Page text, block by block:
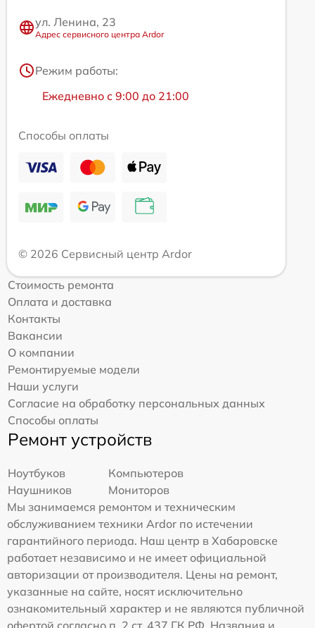
ул. Ленина, 23
Адрес сервисного центра Ardor
Режим работы:
Ежедневно с 9:00 до 21:00
Способы оплаты
© 2026 Сервисный центр Ardor
Стоимость ремонта
Оплата и доставка
Контакты
Вакансии
О компании
Ремонтируемые модели
Наши услуги
Согласие на обработку персональных данных
Способы оплаты
Ремонт устройств
Ноутбуков
Компьютеров
Наушников
Мониторов
Мы занимаемся ремонтом и техническим
обслуживанием техники Ardor по истечении
гарантийного периода. Наш центр в Хабаровске
работает независимо и не имеет официальной
авторизации от производителя. Цены на ремонт,
указанные на сайте, носят исключительно
ознакомительный характер и не являются публичной
офертой согласно п. 2 ст. 437 ГК РФ. Названия и